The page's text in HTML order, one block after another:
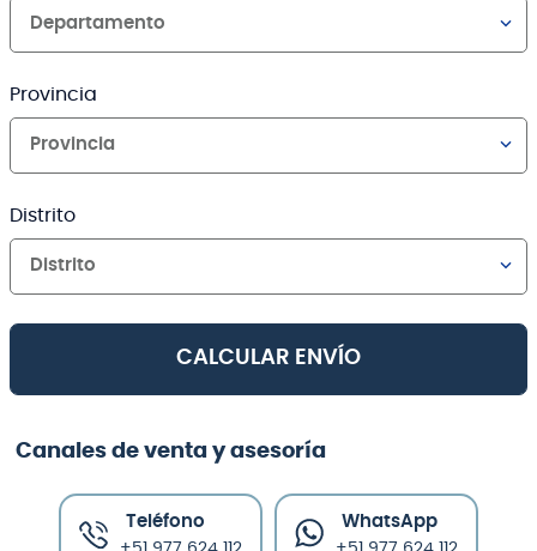
Departamento
Provincia
Provincia
Distrito
Distrito
CALCULAR ENVÍO
Canales de venta y asesoría
Teléfono WhatsApp